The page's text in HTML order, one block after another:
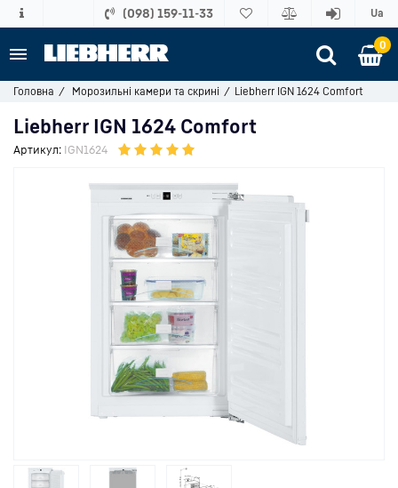
(098) 159-11-33 Ua
0
Головна Морозильні камери та скрині Liebherr IGN 1624 Comfort
Liebherr IGN 1624 Comfort
Артикул: IGN1624